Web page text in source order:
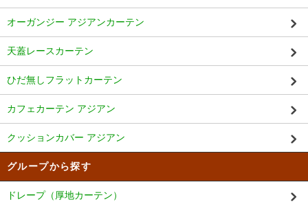
オーガンジー アジアンカーテン
天蓋レースカーテン
ひだ無しフラットカーテン
カフェカーテン アジアン
クッションカバー アジアン
グループから探す
ドレープ（厚地カーテン）